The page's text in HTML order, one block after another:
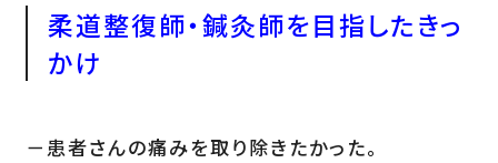
柔道整復師・鍼灸師を目指したきっ
かけ
－患者さんの痛みを取り除きたかった。